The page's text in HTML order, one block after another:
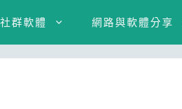
社群軟體 網路與軟體分享